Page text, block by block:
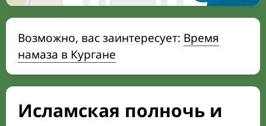
Возможно, вас заинтересует: Время
намаза в Кургане
Исламская полночь и